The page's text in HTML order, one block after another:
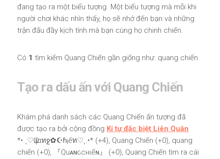
đang tạo ra một biểu tượng. Một biểu tượng mà mỗi khi
người chơi khác nhìn thấy, họ sẽ nhớ đến bạn và những
trận đấu đầy kịch tính mà bạn cùng họ chinh chiến.
Có 1 tìm kiếm Quang Chiến gần giống như: quang chiến
Tạo ra dấu ấn với Quang Chiến
Khám phá danh sách các Quang Chiến ấn tượng đã
được tạo ra bởi cộng đồng Kí tự đặc biệt Liên Quân
*•.¸♡Ҩųαทջ✿☪ɦ¡ếท♡¸.•* (+4), Quang Chiến (+0), quang
chiến (+0), 『Quᴀɴԍcнιếɴ』 (+0), Quang Chiến tìm ra cái